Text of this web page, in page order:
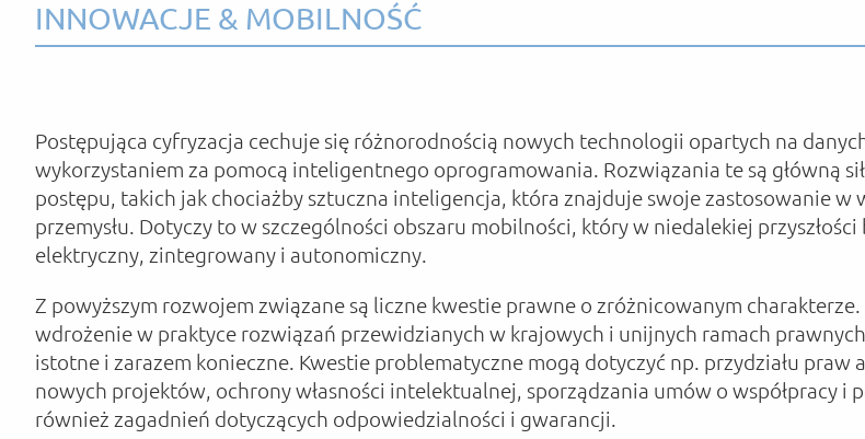
INNOWACJE & MOBILNOŚĆ
Postępująca cyfryzacja cechuje się różnorodnością nowych technologii opartych na
wykorzystaniem za pomocą inteligentnego oprogramowania. Rozwiązania te są główną
postępu, takich jak chociażby sztuczna inteligencja, która znajduje swoje zastosowanie w
przemysłu. Dotyczy to w szczególności obszaru mobilności, który w niedalekiej przyszłości
elektryczny, zintegrowany i autonomiczny.
Z powyższym rozwojem związane są liczne kwestie prawne o zróżnicowanym
wdrożenie w praktyce rozwiązań przewidzianych w krajowych i unijnych ramach
istotne i zarazem konieczne. Kwestie problematyczne mogą dotyczyć np. przydziału praw
nowych projektów, ochrony własności intelektualnej, sporządzania umów o współpracy i
również zagadnień dotyczących odpowiedzialności i gwarancji.